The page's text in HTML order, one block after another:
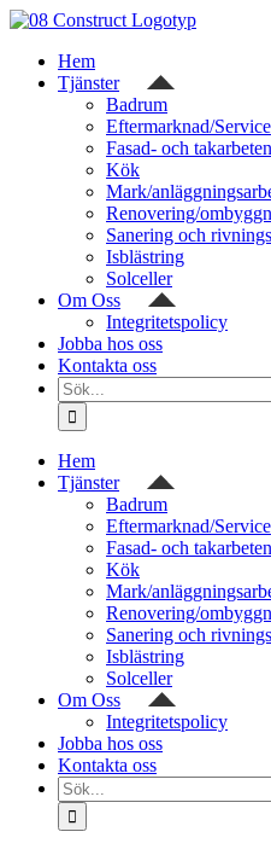
Fortsätt
innehållet
Hem
Tjänster
Badrum
Eftermarknad/Service
Fasad- och takarbeten
Kök
Mark/
Renovering/
Sanering och
Isblästring
Solceller
Om Oss
Integritetspolicy
Jobba hos oss
Kontakta oss
Sök
efter:
Hem
Tjänster
Badrum
Eftermarknad/Service
Fasad- och takarbeten
Kök
Mark/
Renovering/
Sanering och
Isblästring
Solceller
Om Oss
Integritetspolicy
Jobba hos oss
Kontakta oss
Sök
efter: